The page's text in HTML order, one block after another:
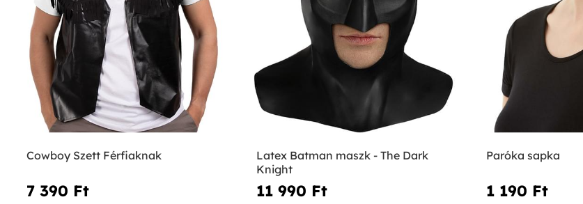
Cowboy Szett Férfiaknak
7 390 Ft‎
Latex Batman maszk - The Dark
Knight
11 990 Ft‎
Paróka sapka
1 190 Ft‎